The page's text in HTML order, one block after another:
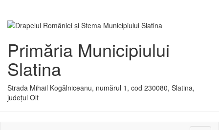
Primăria Municipiului
Slatina
Strada Mihail Kogălniceanu, numărul 1, cod 230080, Slatina,
județul Olt